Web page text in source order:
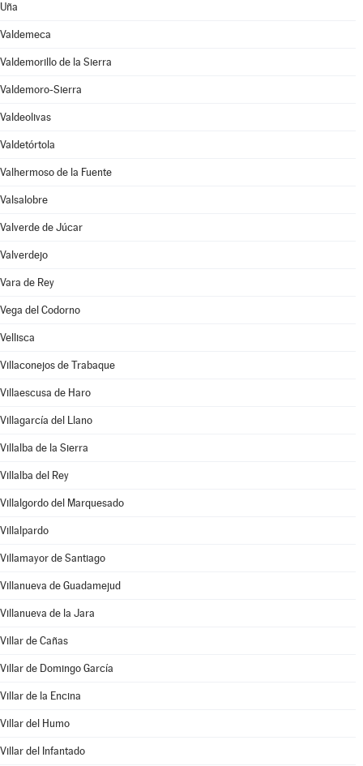
Uña
Valdemeca
Valdemorillo de la Sierra
Valdemoro-Sierra
Valdeolivas
Valdetórtola
Valhermoso de la Fuente
Valsalobre
Valverde de Júcar
Valverdejo
Vara de Rey
Vega del Codorno
Vellisca
Villaconejos de Trabaque
Villaescusa de Haro
Villagarcía del Llano
Villalba de la Sierra
Villalba del Rey
Villalgordo del Marquesado
Villalpardo
Villamayor de Santiago
Villanueva de Guadamejud
Villanueva de la Jara
Villar de Cañas
Villar de Domingo García
Villar de la Encina
Villar del Humo
Villar del Infantado